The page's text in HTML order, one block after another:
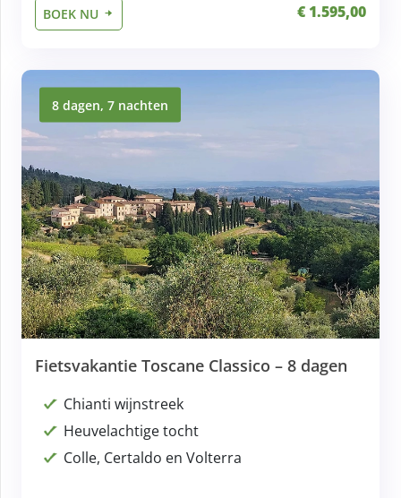
BOEK NU € 1.595,00
8 dagen, 7 nachten
Fietsvakantie Toscane Classico – 8 dagen
Chianti wijnstreek
Heuvelachtige tocht
Colle, Certaldo en Volterra